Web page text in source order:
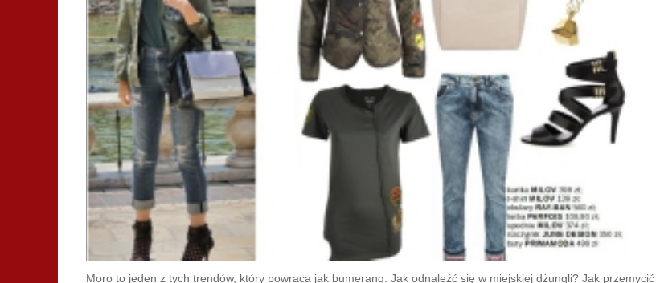
Moro to jeden z tych trendów, który powraca jak bumerang. Jak odnaleźć się w miejskiej dżungli? Jak przemycić